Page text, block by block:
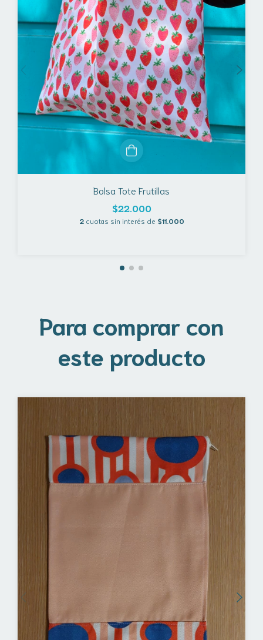
Bolsa Tote Frutillas
$22.000
2 cuotas sin interés de $11.000
Para comprar con
este producto